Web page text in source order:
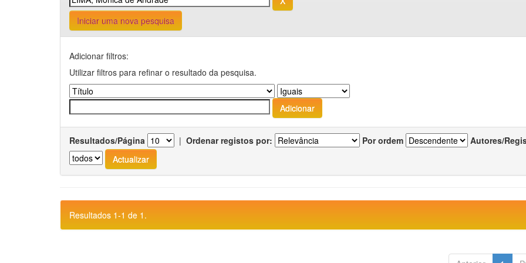
Iniciar uma nova pesquisa
Adicionar filtros:
Utilizar filtros para refinar o resultado da pesquisa.
Resultados/Página | Ordenar registos por: Por ordem Autores/
Resultados 1-1 de 1.